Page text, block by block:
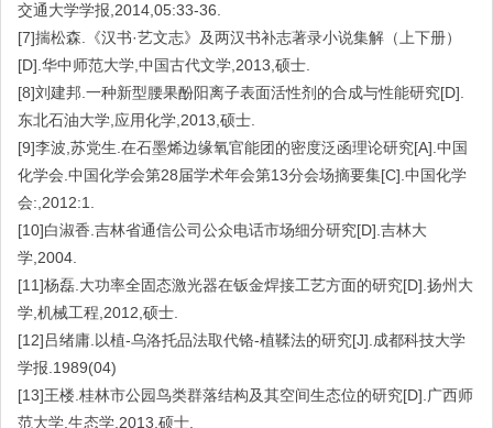
交通大学学报,2014,05:33-36.
[7]揣松森.《汉书·艺文志》及两汉书补志著录小说集解（上下册）
[D].华中师范大学,中国古代文学,2013,硕士.
[8]刘建邦.一种新型腰果酚阳离子表面活性剂的合成与性能研究[D].
东北石油大学,应用化学,2013,硕士.
[9]李波,苏党生.在石墨烯边缘氧官能团的密度泛函理论研究[A].中国
化学会.中国化学会第28届学术年会第13分会场摘要集[C].中国化学
会:,2012:1.
[10]白淑香.吉林省通信公司公众电话市场细分研究[D].吉林大
学,2004.
[11]杨磊.大功率全固态激光器在钣金焊接工艺方面的研究[D].扬州大
学,机械工程,2012,硕士.
[12]吕绪庸.以植-乌洛托品法取代铬-植鞣法的研究[J].成都科技大学
学报.1989(04)
[13]王楼.桂林市公园鸟类群落结构及其空间生态位的研究[D].广西师
范大学,生态学,2013,硕士.